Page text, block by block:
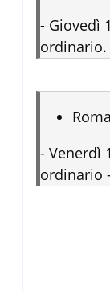
- Giovedì
ordinario.
- Venerdì
ordinario